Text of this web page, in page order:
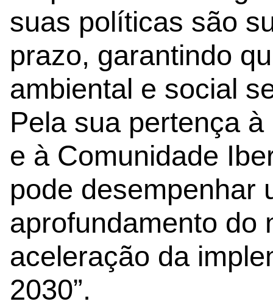
suas políticas são
prazo, garantindo
ambiental e social
Pela sua pertença
e à Comunidade
pode desempenhar
aprofundamento do
aceleração da
2030”.